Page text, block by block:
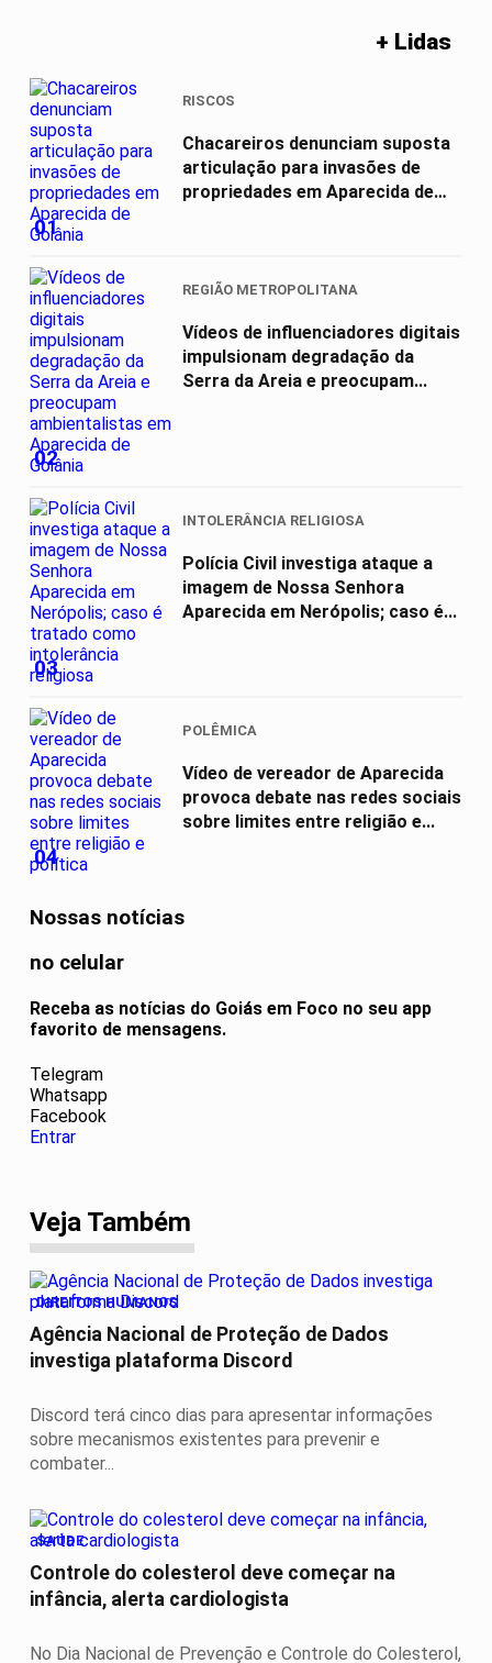
+ Lidas
01
RISCOS
Chacareiros denunciam suposta
articulação para invasões de
propriedades em Aparecida de
02
REGIÃO METROPOLITANA
Vídeos de influenciadores digitais
impulsionam degradação da
Serra da Areia e preocupam...
03
INTOLERÂNCIA RELIGIOSA
Polícia Civil investiga ataque a
imagem de Nossa Senhora
Aparecida em Nerópolis; caso é...
04
POLÊMICA
Vídeo de vereador de Aparecida
provoca debate nas redes sociais
sobre limites entre religião e...
Nossas notícias
no celular
Receba as notícias do Goiás em Foco no seu app
favorito de mensagens.
Telegram
Whatsapp
Facebook
Entrar
Veja Também
DIREITOS HUMANOS
Agência Nacional de Proteção de Dados
investiga plataforma Discord
Discord terá cinco dias para apresentar informações
sobre mecanismos existentes para prevenir e
combater...
SAÚDE
Controle do colesterol deve começar na
infância, alerta cardiologista
No Dia Nacional de Prevenção e Controle do Colesterol,